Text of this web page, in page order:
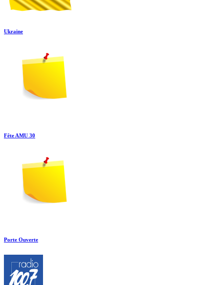
Ukraine
Fête AMU 30
Porte Ouverte